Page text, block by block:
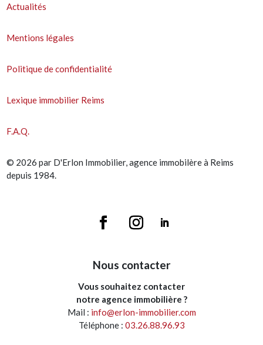
Actualités
Mentions légales
Politique de confidentialité
Lexique immobilier Reims
F.A.Q.
© 2026 par D'Erlon Immobilier, agence immobilère à Reims
depuis 1984.
Nous contacter
Vous souhaitez contacter
notre agence immobilière ?
Mail : info@erlon-immobilier.com
Téléphone : 03.26.88.96.93